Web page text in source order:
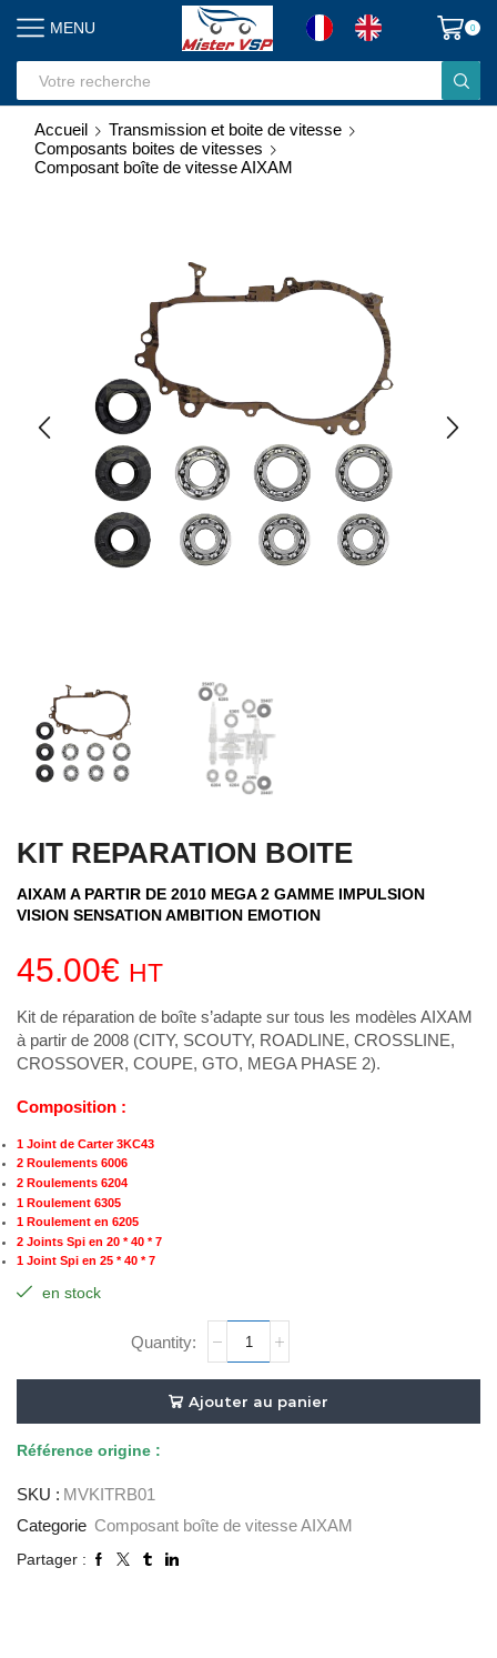
MENU 0
input
Accueil
Transmission et boite de vitesse
Composants boites de vitesses
Composant boîte de vitesse AIXAM
KIT REPARATION BOITE
AIXAM A PARTIR DE 2010 MEGA 2 GAMME IMPULSION
VISION SENSATION AMBITION EMOTION
45.00€ HT
Kit de réparation de boîte s’adapte sur tous les modèles AIXAM
à partir de 2008 (CITY, SCOUTY, ROADLINE, CROSSLINE,
CROSSOVER, COUPE, GTO, MEGA PHASE 2).
Composition :
1 Joint de Carter 3KC43
2 Roulements 6006
2 Roulements 6204
1 Roulement 6305
1 Roulement en 6205
2 Joints Spi en 20 * 40 * 7
1 Joint Spi en 25 * 40 * 7
en stock
quantité
KIT
REPARATION
BOITE
Ajouter au panier
Référence origine :
SKU : MVKITRB01
Categorie Composant boîte de vitesse AIXAM
Partager :